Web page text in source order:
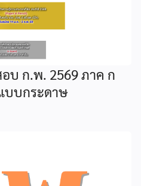
บ ก.พ. 2569 ภาค ก
บบกระดาษ